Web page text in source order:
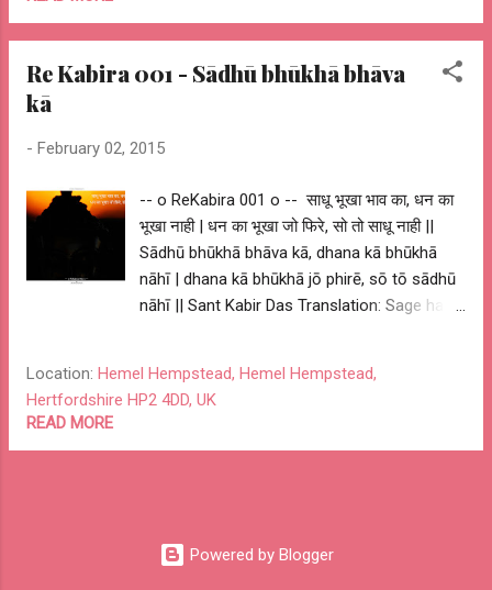
#caste #class #religion #region #equality
#bias #relationships #expectations
#neglect
Re Kabira 001 - Sādhū bhūkhā bhāva
kā
- February 02, 2015
-- o ReKabira 001 o -- साधू भूखा भाव का, धन का
भूखा नाही | धन का भूखा जो फिरे, सो तो साधू नाही ||
Sādhū bhūkhā bhāva kā, dhana kā bhūkhā
nāhī | dhana kā bhūkhā jō phirē, sō tō sādhū
nāhī || Sant Kabir Das Translation: Sage has
sage. My Interpretation: A noble and wise
person has drive for excellence and pursues
excellence, be driven by passion and have an
impact greater cause. -- o ReKabira 001 o --
Location: Hemel Hempstead, Hemel Hempstead,
Hertfordshire HP2 4DD, UK
READ MORE
Powered by Blogger